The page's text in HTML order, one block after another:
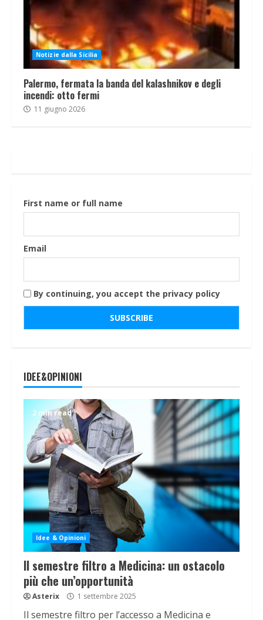
Notizie dalla Sicilia
Palermo, fermata la banda del kalashnikov e degli
incendi: otto fermi
11 giugno 2026
First name or full name
Email
By continuing, you accept the privacy policy
IDEE&OPINIONI
2 min read
Idee & Opinioni
Il semestre filtro a Medicina: un ostacolo
più che un’opportunità
Asterix 1 settembre 2025
Il semestre filtro per l’accesso a Medicina e